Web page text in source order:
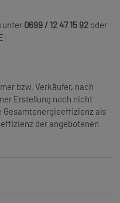
unter 0699 / 12 47 15 92 oder
bzw. Verkäufer, nach
Erstellung noch nicht
Gesamtenergieeffizienz als
der angebotenen